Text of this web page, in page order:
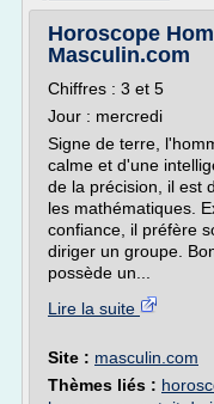
Horoscope
Masculin.com
Chiffres : 3 et 5
Jour : mercredi
Signe de terre,
calme et d'une
de la précision, il est
les mathématiques.
confiance, il préfère
diriger un groupe.
possède un...
Lire la suite
Site : masculin.com
Thèmes liés :